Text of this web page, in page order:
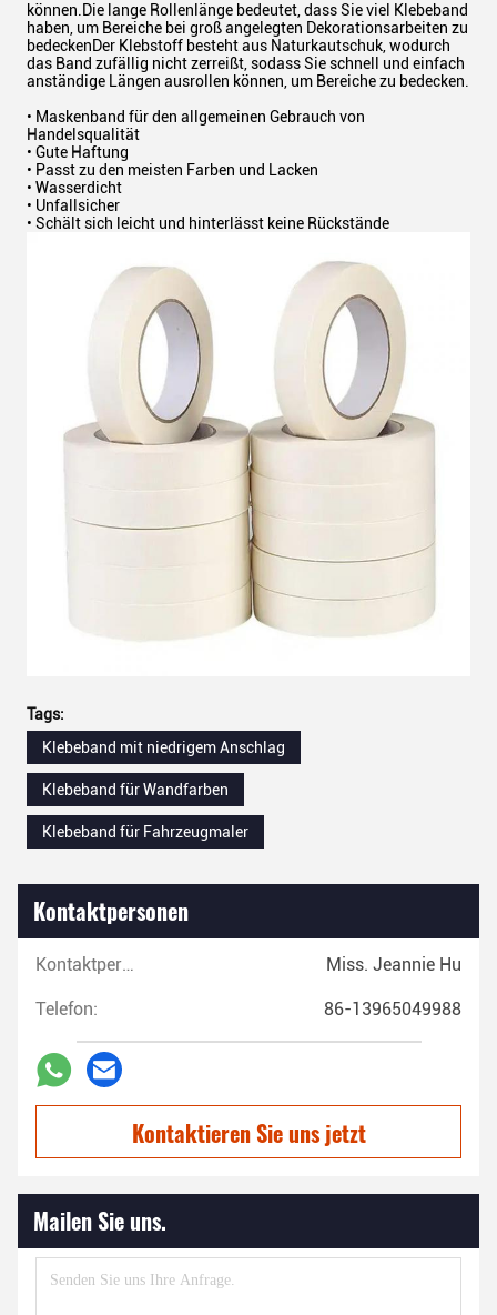
können.Die lange Rollenlänge bedeutet, dass Sie viel Klebeband
haben, um Bereiche bei groß angelegten Dekorationsarbeiten zu
bedeckenDer Klebstoff besteht aus Naturkautschuk, wodurch
das Band zufällig nicht zerreißt, sodass Sie schnell und einfach
anständige Längen ausrollen können, um Bereiche zu bedecken.
• Maskenband für den allgemeinen Gebrauch von
Handelsqualität
• Gute Haftung
• Passt zu den meisten Farben und Lacken
• Wasserdicht
• Unfallsicher
• Schält sich leicht und hinterlässt keine Rückstände
Tags:
Klebeband mit niedrigem Anschlag
Klebeband für Wandfarben
Klebeband für Fahrzeugmaler
Kontaktpersonen
Kontaktpersonen: Miss. Jeannie Hu
Telefon: 86-13965049988
Kontaktieren Sie uns jetzt
Mailen Sie uns.